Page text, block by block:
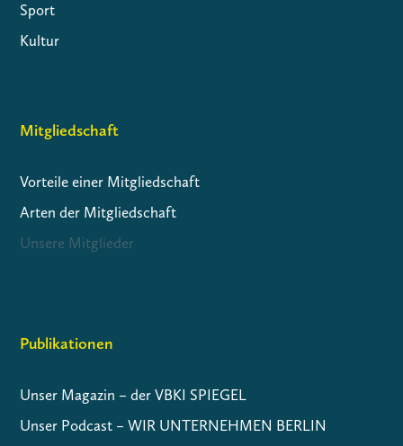
Sport
Kultur
Mitgliedschaft
Vorteile einer Mitgliedschaft
Arten der Mitgliedschaft
Unsere Mitglieder
Publikationen
Unser Magazin – der VBKI SPIEGEL
Unser Podcast – WIR UNTERNEHMEN BERLIN